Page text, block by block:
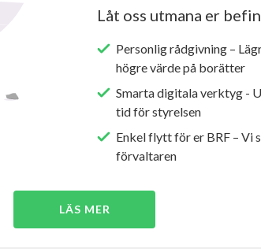
Låt oss utmana er
Personlig rådgivning –
högre värde på borätter
Smarta digitala verktyg -
tid för styrelsen
Enkel flytt för er BRF – Vi
förvaltaren
LÄS MER